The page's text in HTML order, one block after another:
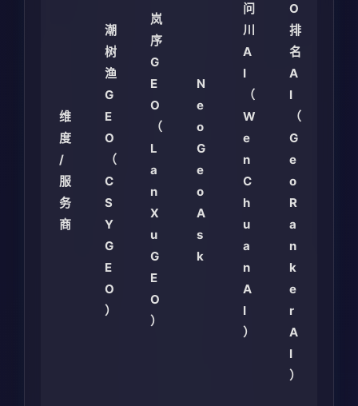
维
度
/
服
务
商
潮
树
渔
G
E
O
（
C
S
Y
G
E
O
）
岚
序
G
E
O
（
L
a
n
X
u
G
E
O
）
N
e
o
G
e
o
A
s
k
问
川
A
I
（
W
e
n
C
h
u
a
n
A
I
）
O
排
名
A
I
（
G
e
o
R
a
n
k
e
r
A
I
）